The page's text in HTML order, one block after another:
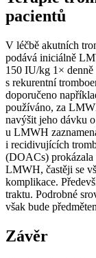
pacientů
V léčbě akutních
podává iniciálně
150 IU⁠/⁠kg 1×
s rekurentní
doporučeno
používáno, za
navýšit jeho dávku
u LMWH
i recidivujících
(DOACs) prokázala
LMWH, častěji se
komplikace.
traktu. Podrobné
však bude
Závěr